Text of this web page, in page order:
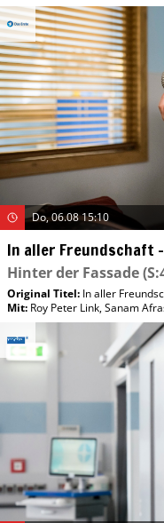
Do, 06.08 15:10
In aller Freundschaft
Hinter der Fassade
Original Titel: In aller
Mit: Roy Peter Link,Sanam